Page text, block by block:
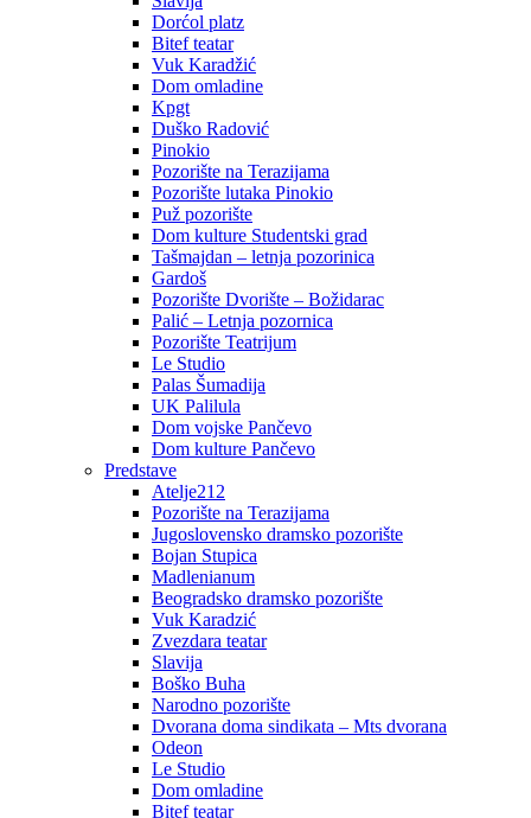
Dorćol platz
Bitef teatar
Vuk Karadžić
Dom omladine
Kpgt
Duško Radović
Pinokio
Pozorište na Terazijama
Pozorište lutaka Pinokio
Puž pozorište
Dom kulture Studentski grad
Tašmajdan – letnja pozorinica
Gardoš
Pozorište Dvorište – Božidarac
Palić – Letnja pozornica
Pozorište Teatrijum
Le Studio
Palas Šumadija
UK Palilula
Dom vojske Pančevo
Dom kulture Pančevo
Predstave
Atelje212
Pozorište na Terazijama
Jugoslovensko dramsko pozorište
Bojan Stupica
Madlenianum
Beogradsko dramsko pozorište
Vuk Karadzić
Zvezdara teatar
Slavija
Boško Buha
Narodno pozorište
Dvorana doma sindikata – Mts dvorana
Odeon
Le Studio
Dom omladine
Bitef teatar